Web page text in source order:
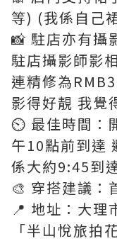
等) (我係自己
📸 駐店亦有攝
駐店攝影師影
連精修為
影得好靚 我覺
⏲️ 最佳時間：
午10點前到達
係大約9:45到
🎨 穿搭建議：
📍 地址：大理
「半山悅旅拍